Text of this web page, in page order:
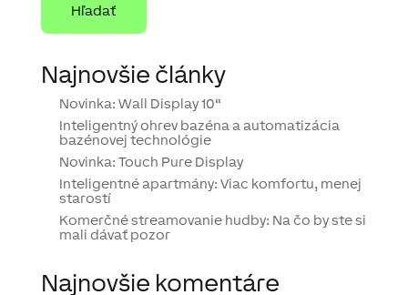
Najnovšie články
Novinka: Wall Display 10“
Inteligentný ohrev bazéna a automatizácia
bazénovej technológie
Novinka: Touch Pure Display
Inteligentné apartmány: Viac komfortu, menej
starostí
Komerčné streamovanie hudby: Na čo by ste si
mali dávať pozor
Najnovšie komentáre